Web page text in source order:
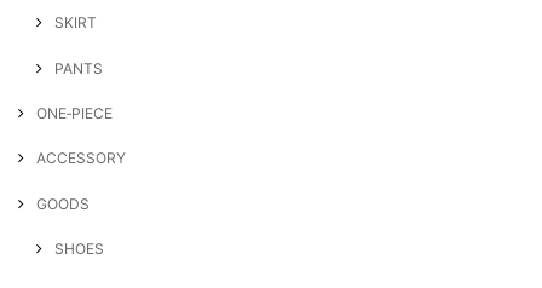
SKIRT
PANTS
ONE‐PIECE
ACCESSORY
GOODS
SHOES